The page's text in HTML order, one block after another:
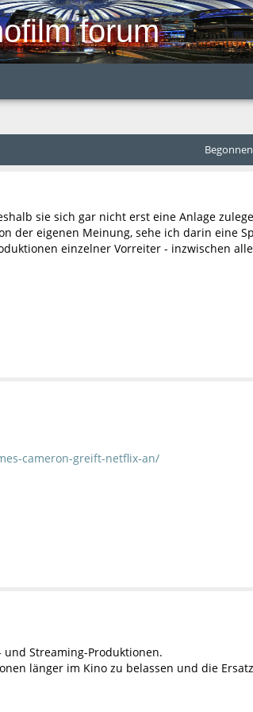
forum
sie sich gar nicht erst eine Anlage
der eigenen Meinung, sehe ich darin eine
einzelner Vorreiter - inzwischen
cameron-greift-netflix-an/
und Streaming-Produktionen.
länger im Kino zu belassen und die